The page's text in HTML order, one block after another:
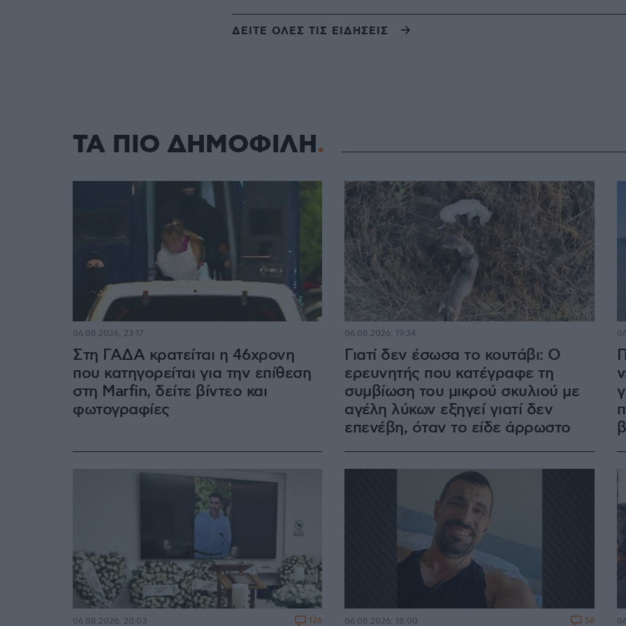
ΔΕΙΤΕ ΟΛΕΣ ΤΙΣ ΕΙΔΗΣΕΙΣ
ΤΑ ΠΙΟ ΔΗΜΟΦΙΛΗ
Στη ΓΑΔΑ κρατείται η 46χρονη
που κατηγορείται για την επίθεση
στη Marfin, δείτε βίντεο και
φωτογραφίες
06.08.2026, 23:17
Γιατί δεν έσωσα το κουτάβι: Ο
ερευνητής που κατέγραφε τη
συμβίωση του μικρού σκυλιού με
αγέλη λύκων εξηγεί γιατί δεν
επενέβη, όταν το είδε άρρωστο
06.08.2026, 19:34
06.08.2026, 20:03 126 06.08.2026, 18:00 56